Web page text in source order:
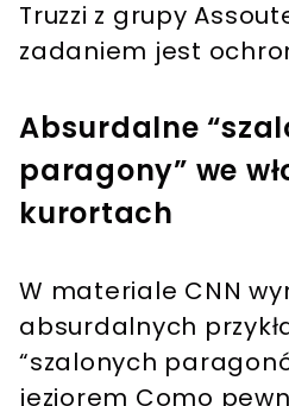
Truzzi z grupy
zadaniem jest
Absurdalne
paragony” we
kurortach
W materiale CNN
absurdalnych
“szalonych
jeziorem Como